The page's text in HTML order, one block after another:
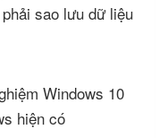
sao lưu dữ liệu